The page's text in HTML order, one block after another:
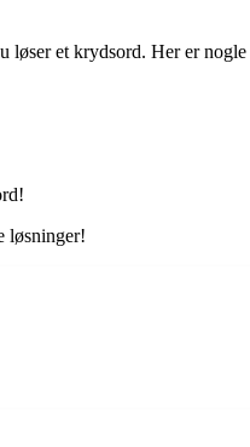
et krydsord. Her er
løsninger!